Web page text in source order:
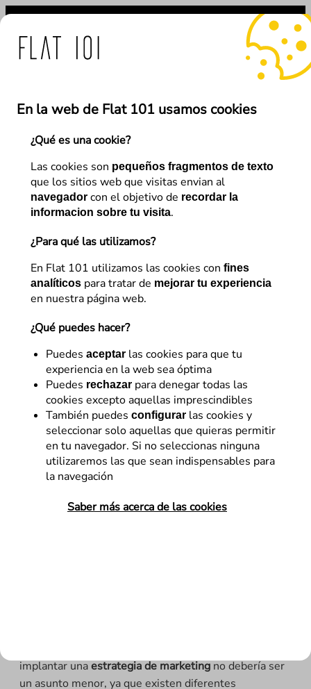
En la web de Flat 101 usamos cookies
¿Qué es una cookie?
Las cookies son pequeños fragmentos de texto
que los sitios web que visitas envian al
navegador con el objetivo de recordar la
informacion sobre tu visita.
¿Para qué las utilizamos?
En Flat 101 utilizamos las cookies con fines
analíticos para tratar de mejorar tu experiencia
en nuestra página web.
¿Qué puedes hacer?
Puedes aceptar las cookies para que tu
experiencia en la web sea óptima
Puedes rechazar para denegar todas las
cookies excepto aquellas imprescindibles
También puedes configurar las cookies y
seleccionar solo aquellas que quieras permitir
en tu navegador. Si no seleccionas ninguna
utilizaremos las que sean indispensables para
la navegación
Saber más acerca de las cookies
Saltar
contenido
de Flat 101
Anterior Siguiente
Diseño – UX
¿Qué tipografía debo elegir
para mi tienda online?
Flat 101
Referentes en diseño y optimización digital con más
de 15 años de experiencia. Impulsamos la
rentabilidad de los negocios con un enfoque de
trabajo propio: Business eXperience Optimization
(BXOp).
8 de septiembre de 2014
La fuente que uses determina la
implantar unaestrategia de marketing no debería ser
un asunto menor, ya que existen diferentes